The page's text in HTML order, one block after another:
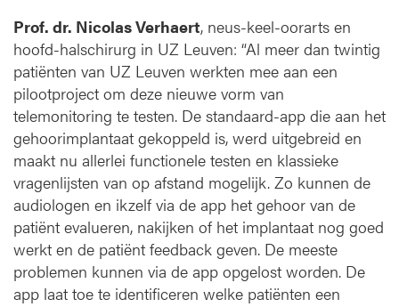
Prof. dr. Nicolas Verhaert, neus-keel-oorarts en
hoofd-halschirurg in UZ Leuven: “Al meer dan twintig
patiënten van UZ Leuven werkten mee aan een
pilootproject om deze nieuwe vorm van
telemonitoring te testen. De standaard-app die aan het
gehoorimplantaat gekoppeld is, werd uitgebreid en
maakt nu allerlei functionele testen en klassieke
vragenlijsten van op afstand mogelijk. Zo kunnen de
audiologen en ikzelf via de app het gehoor van de
patiënt evalueren, nakijken of het implantaat nog goed
werkt en de patiënt feedback geven. De meeste
problemen kunnen via de app opgelost worden. De
app laat toe te identificeren welke patiënten een